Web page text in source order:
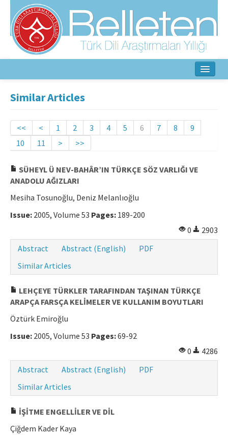
Aim & Scope
Author Guidelines
Ethical Principles
Contact Us
Manuscript Submission
ISSN: 0564-5050 · e-ISSN: 2651-5113
Similar Articles
<< < 1 2 3 4 5 6 7 8
9
10
11 > >>
SÜHEYL Ü NEV-BAHÂR’IN TÜRKÇE SÖZ VARLIĞI VE
ANADOLU AĞIZLARI
Mesiha Tosunoğlu, Deniz Melanlıoğlu
Issue: 2005, Volume 53 Pages: 189-200
0
2903
Abstract
Abstract (English)
PDF
Similar Articles
LEHÇEYE TÜRKLER TARAFINDAN TAŞINAN TÜRKÇE
ARAPÇA FARSÇA KELİMELER VE KULLANIM BOYUTLARI
Öztürk Emiroğlu
Issue: 2005, Volume 53 Pages:69-92
0
4286
Abstract
Abstract (English)
PDF
Similar Articles
İŞİTME ENGELLİLER VE DİL
Çiğdem Kader Kaya